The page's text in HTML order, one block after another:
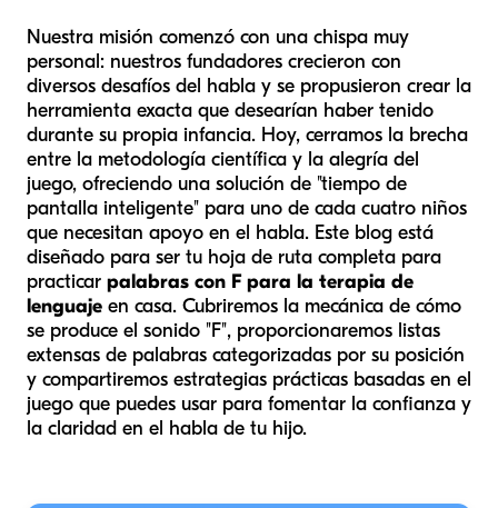
Nuestra misión comenzó con una chispa muy
personal: nuestros fundadores crecieron con
diversos desafíos del habla y se propusieron crear la
herramienta exacta que desearían haber tenido
durante su propia infancia. Hoy, cerramos la brecha
entre la metodología científica y la alegría del
juego, ofreciendo una solución de "tiempo de
pantalla inteligente" para uno de cada cuatro niños
que necesitan apoyo en el habla. Este blog está
diseñado para ser tu hoja de ruta completa para
practicar palabras con F para la terapia de
lenguaje en casa. Cubriremos la mecánica de cómo
se produce el sonido "F", proporcionaremos listas
extensas de palabras categorizadas por su posición
y compartiremos estrategias prácticas basadas en el
juego que puedes usar para fomentar la confianza y
la claridad en el habla de tu hijo.